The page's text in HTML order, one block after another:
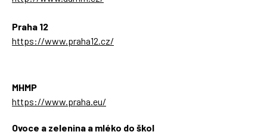
Praha 12
https://www.praha12.cz/
MHMP
https://www.praha.eu/
Ovoce a zelenina a mléko do škol